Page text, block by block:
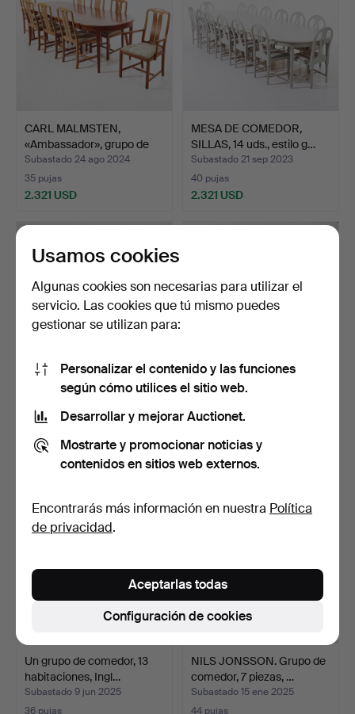
CARL MALMSTEN,
«Ambassador», grupo de
come…
Subastado 24 ago 2024
35 pujas
2.321 USD
MESA DE COMEDOR,
SILLAS, 14 uds., estilo g…
Subastado 21 sep 2023
40 pujas
2.321 USD
EERO SAARINEN. Mesa de
comedor, «Tulip», K…
Subastado 28 dic 2025
44 pujas
2.321 USD
CARL MALMSTEN.
MUEBLES DE COMEDOR,
42 pujas
2.243 USD
Un grupo de comedor, 13
habitaciones, Ingl…
Subastado 9 jun 2025
36 pujas
NILS JONSSON. Grupo de
comedor, 7 piezas, …
Subastado 15 ene 2025
44 pujas
Usamos cookies
Algunas cookies son necesarias para utilizar el
servicio. Las cookies que tú mismo puedes
gestionar se utilizan para:
Personalizar el contenido y las funciones
según cómo utilices el sitio web.
Desarrollar y mejorar Auctionet.
Mostrarte y promocionar noticias y
contenidos en sitios web externos.
Encontrarás más información en nuestra Política
de privacidad.
Configuración de cookies
Aceptarlas todas